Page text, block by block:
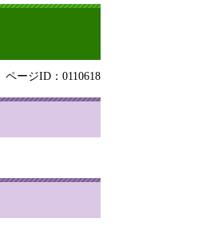
ページID：0110618